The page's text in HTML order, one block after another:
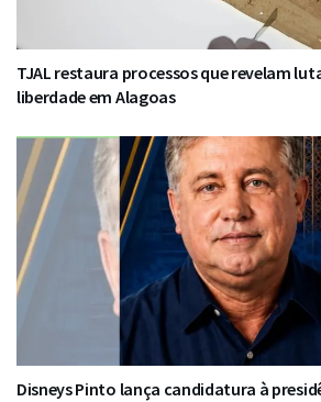
TJAL restaura processos que revelam
liberdade em Alagoas
Disneys Pinto lança candidatura à